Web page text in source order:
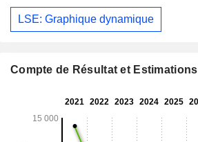
LSE: Graphique dynamique
Compte de Résultat et Estimations